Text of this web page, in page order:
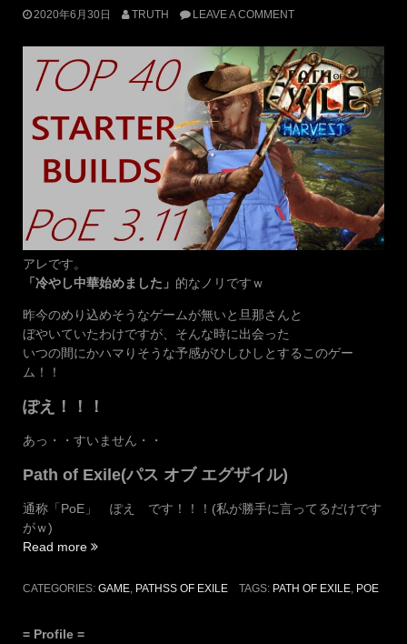
2020年6月30日 TRUTH LEAVE A COMMENT
アレです。
「冷やし中華始めました」 的なノリですｗ
昨今のめり込めそうなゲームが無いと旦那さんと
ぼやいていたわけですが、そんな時に出会った
いつの間にかハマりそうな予感がひしひしとするこのゲー
ム！！
ぽえ！！！
あっ・・すいません・・
Path of Exile(パス オブ エグザイル)
通称「PoE」 ぽえ です！！！(私が勝手に言ってるだけです
がｗ)
Read more “夏
近
CATEGORIES: GAME PATHSS OF EXILE TAGS: PATH OF EXILE, POE
= Profile =